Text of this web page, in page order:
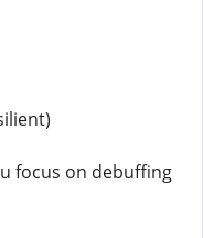
focus on debuffing